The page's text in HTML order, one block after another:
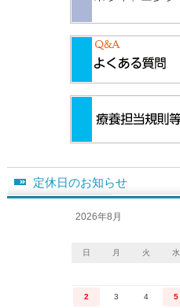
定休日のお知らせ
2026年8月
日 月 火 水
2 3 4 5